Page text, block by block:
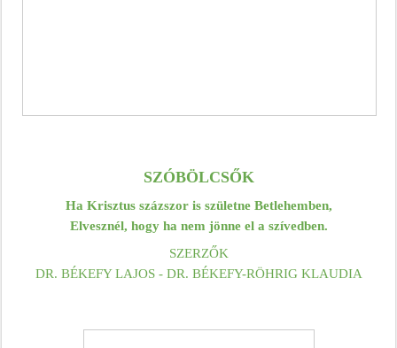
SZÓBÖLCSŐK
Ha Krisztus százszor is születne Betlehemben,
Elvesznél, hogy ha nem jönne el a szívedben.
SZERZŐK
DR. BÉKEFY LAJOS - DR. BÉKEFY-RÖHRIG KLAUDIA